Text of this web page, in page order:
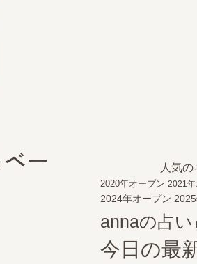
ー
人気
2020年オープン 2021年
2024年オープン
annaの占い
今日の最